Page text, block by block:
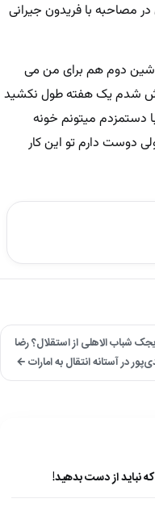
مصاحبه با فریدون جیرانی
دوم هم برای من می
شدم یک هفته طول نکشید
دستمزدم میتونم خونه
دوست دارم تو این کار
شباب الاهلی از استقلال؟ رضا
در آستانه انتقال به امارات ←